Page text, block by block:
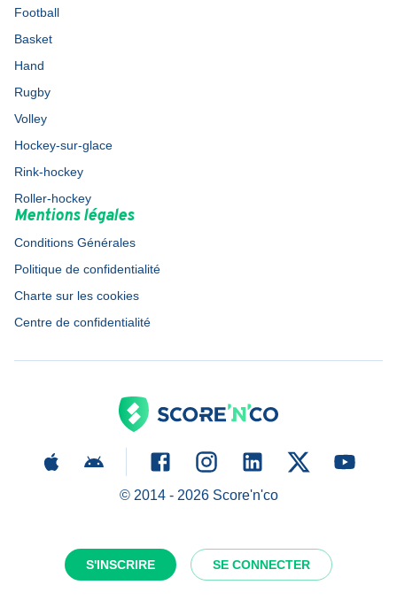
S'INSCRIRE SE CONNECTER
Football
Basket
Hand
Rugby
Volley
Hockey-sur-glace
Rink-hockey
Roller-hockey
Mentions légales
Conditions Générales
Politique de confidentialité
Charte sur les cookies
Centre de confidentialité
© 2014 - 2026Score'n'co